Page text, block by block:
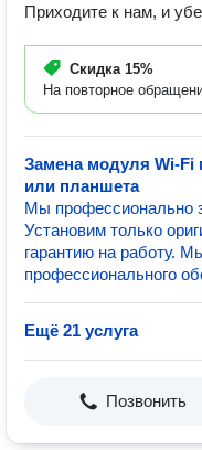
Приходите к нам, и
Скидка 15%
На повторное
Замена модуля Wi-Fi
или планшета
Мы профессионально
Установим только
гарантию на работу.
профессионального
Ещё 21 услуга
Позвонить